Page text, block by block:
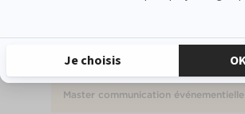
Master communication événementielle